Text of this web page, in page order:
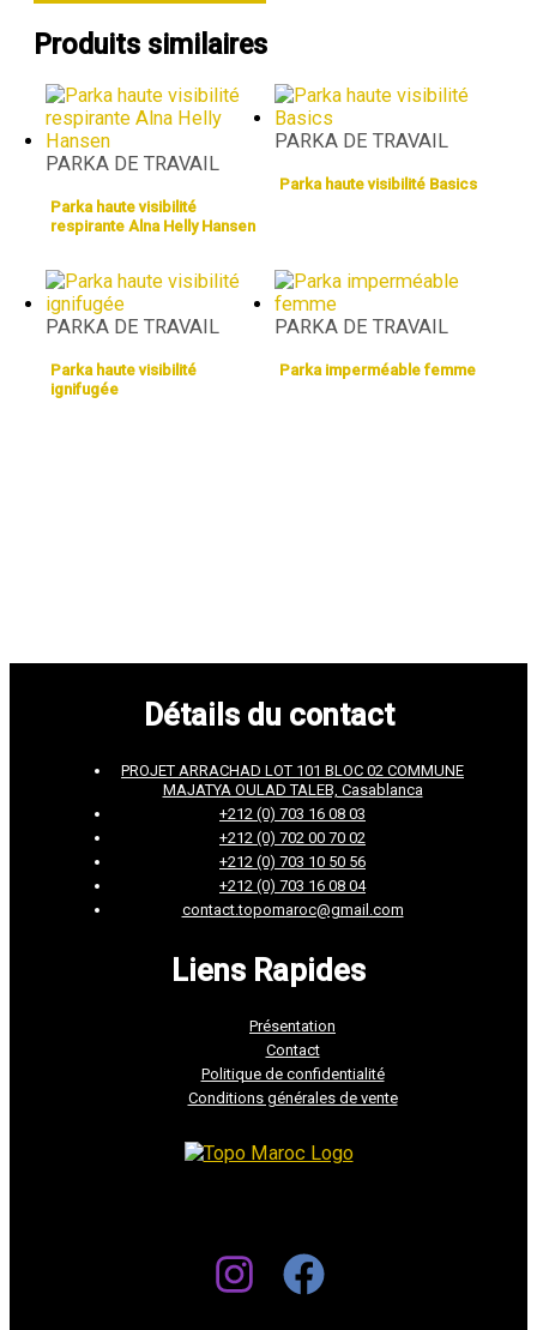
Produits similaires
PARKA DE TRAVAIL
Parka haute visibilité
respirante Alna Helly Hansen
PARKA DE TRAVAIL
Parka haute visibilité Basics
PARKA DE TRAVAIL
Parka haute visibilité
ignifugée
PARKA DE TRAVAIL
Parka imperméable femme
Détails du contact
PROJET ARRACHAD LOT 101 BLOC 02 COMMUNE
MAJATYA OULAD TALEB, Casablanca
+212 (0) 703 16 08 03
+212 (0) 702 00 70 02
+212 (0) 703 10 50 56
+212 (0) 703 16 08 04
contact.topomaroc@gmail.com
Liens Rapides
Présentation
Contact
Politique de confidentialité
Conditions générales de vente